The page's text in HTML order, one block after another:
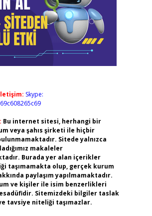
Skype:
Bu internet sitesi, herhangi bir
veya şahıs şirketi ile hiçbir
Sitede yalnızca
makaleler
Burada yer alan içerikler
taşımamakta olup, gerçek kurum
paylaşım yapılmamaktadır.
ve kişiler ile isim benzerlikleri
Sitemizdeki bilgiler taslak
tavsiye niteliği taşımazlar.